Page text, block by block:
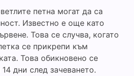
петна могат да са
Известно е още като
Това се случва, когато
се прикрепи към
Това обикновено се
дни след зачеването.